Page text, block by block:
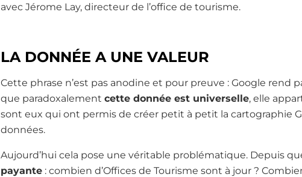
avec Jérome Lay, directeur de l’office de tourisme.
LA DONNÉE A UNE VALEUR
Cette phrase n’est pas anodine et pour preuve : Google rend
que paradoxalement cette donnée est universelle, elle
sont eux qui ont permis de créer petit à petit la cartographie
données.
Aujourd’hui cela pose une véritable problématique. Depuis
payante : combien d’Offices de Tourisme sont à jour ?